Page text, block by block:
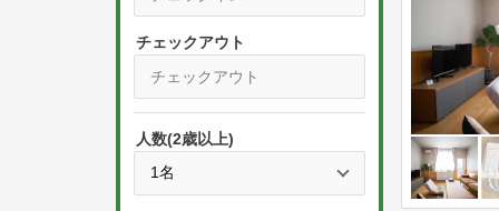
r
s
s
P
r
s
人数(2歳以上)